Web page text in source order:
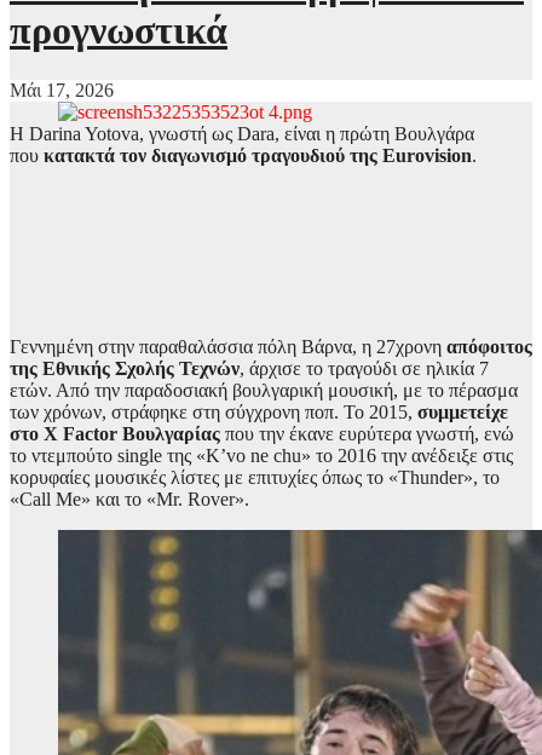
προγνωστικά
Μάι 17, 2026
Η Darina Yotova, γνωστή ως Dara, είναι η πρώτη Βουλγάρα
που κατακτά τον διαγωνισμό τραγουδιού της Eurovision.
Γεννημένη στην παραθαλάσσια πόλη Βάρνα, η 27χρονη απόφοιτος
της Εθνικής Σχολής Τεχνών, άρχισε το τραγούδι σε ηλικία 7
ετών. Από την παραδοσιακή βουλγαρική μουσική, με το πέρασμα
των χρόνων, στράφηκε στη σύγχρονη ποπ. Το 2015, συμμετείχε
στο X Factor Βουλγαρίας που την έκανε ευρύτερα γνωστή, ενώ
το ντεμπούτο single της «K’vo ne chu» το 2016 την ανέδειξε στις
κορυφαίες μουσικές λίστες με επιτυχίες όπως το «Thunder», το
«Call Me» και το «Mr. Rover».